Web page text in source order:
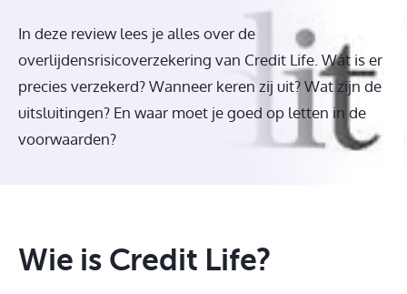
In deze review lees je alles over de
overlijdensrisicoverzekering van Credit Life. Wat is er
precies verzekerd? Wanneer keren zij uit? Wat zijn de
uitsluitingen? En waar moet je goed op letten in de
voorwaarden?
Wie is Credit Life?